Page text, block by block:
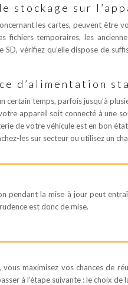
stockage sur
les cartes, peuvent être
fichiers temporaires, les
SD, vérifiez qu’elle dispose de
d’alimentation
certain temps, parfois jusqu’à
appareil soit connecté à une
de votre véhicule est en bon
les sur secteur ou utilisez un
pendant la mise à jour peut
est donc de mise.
maximisez vos chances de
à l’étape suivante : le choix